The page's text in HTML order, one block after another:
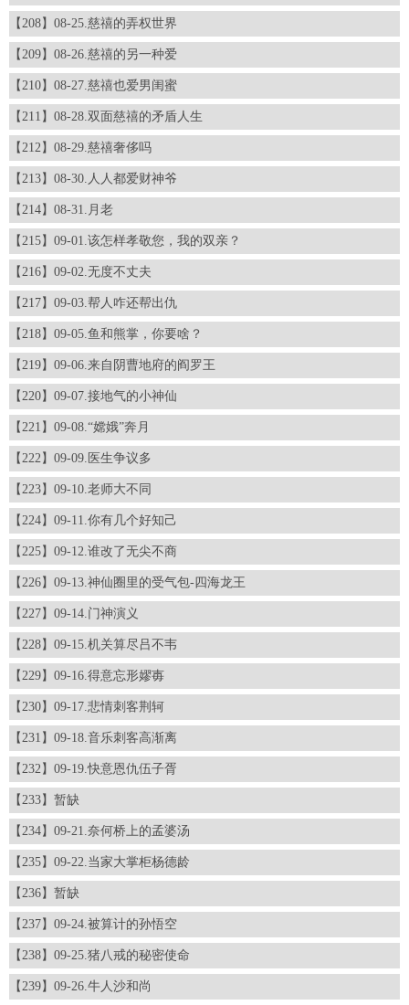
【208】08-25.慈禧的弄权世界
【209】08-26.慈禧的另一种爱
【210】08-27.慈禧也爱男闺蜜
【211】08-28.双面慈禧的矛盾人生
【212】08-29.慈禧奢侈吗
【213】08-30.人人都爱财神爷
【214】08-31.月老
【215】09-01.该怎样孝敬您，我的双亲？
【216】09-02.无度不丈夫
【217】09-03.帮人咋还帮出仇
【218】09-05.鱼和熊掌，你要啥？
【219】09-06.来自阴曹地府的阎罗王
【220】09-07.接地气的小神仙
【221】09-08.“嫦娥”奔月
【222】09-09.医生争议多
【223】09-10.老师大不同
【224】09-11.你有几个好知己
【225】09-12.谁改了无尖不商
【226】09-13.神仙圈里的受气包-四海龙王
【227】09-14.门神演义
【228】09-15.机关算尽吕不韦
【229】09-16.得意忘形嫪毐
【230】09-17.悲情刺客荆轲
【231】09-18.音乐刺客高渐离
【232】09-19.快意恩仇伍子胥
【233】暂缺
【234】09-21.奈何桥上的孟婆汤
【235】09-22.当家大掌柜杨德龄
【236】暂缺
【237】09-24.被算计的孙悟空
【238】09-25.猪八戒的秘密使命
【239】09-26.牛人沙和尚